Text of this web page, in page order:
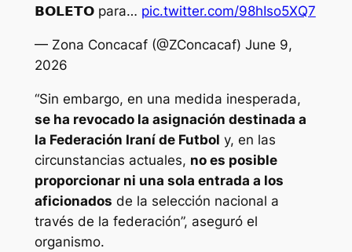
𝗕𝗢𝗟𝗘𝗧𝗢 para… pic.twitter.com/98hIso5XQ7
— Zona Concacaf (@ZConcacaf) June 9,
2026
“Sin embargo, en una medida inesperada,
se ha revocado la asignación destinada a
la Federación Iraní de Futbol y, en las
circunstancias actuales, no es posible
proporcionar ni una sola entrada a los
aficionados de la selección nacional a
través de la federación”, aseguró el
organismo.